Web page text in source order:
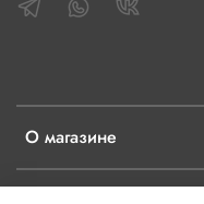
О магазине